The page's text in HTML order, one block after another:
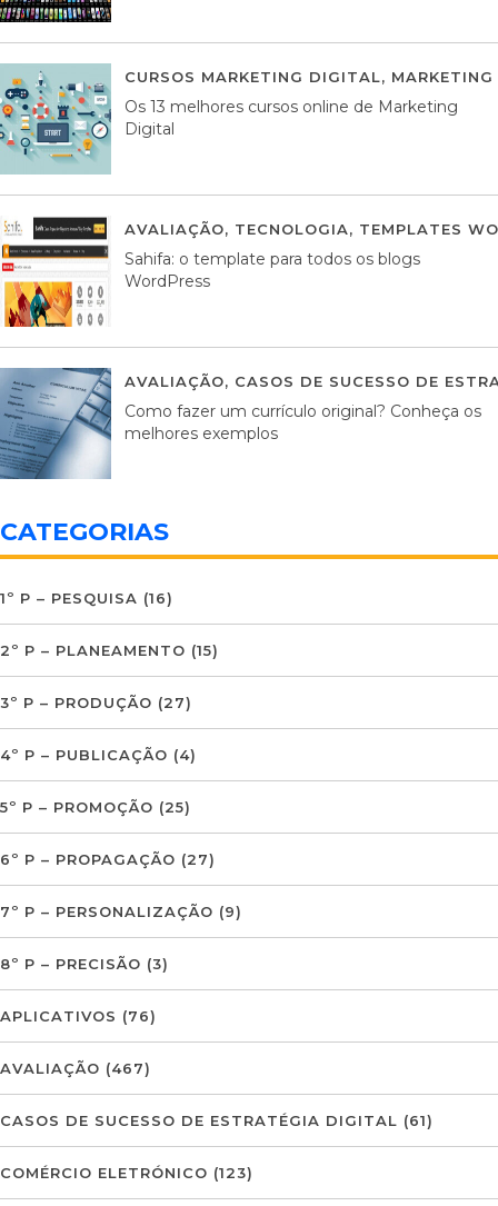
CURSOS MARKETING DIGITAL,
Os 13 melhores cursos online de Marketing
Digital
AVALIAÇÃO, TECNOLOGIA, TEMPLATES
Sahifa: o template para todos os blogs
WordPress
AVALIAÇÃO, CASOS DE SUCESSO DE
Como fazer um currículo original? Conheça os
melhores exemplos
CATEGORIAS
1º P – PESQUISA (16)
2º P – PLANEAMENTO (15)
3º P – PRODUÇÃO (27)
4º P – PUBLICAÇÃO (4)
5º P – PROMOÇÃO (25)
6º P – PROPAGAÇÃO (27)
7º P – PERSONALIZAÇÃO (9)
8º P – PRECISÃO (3)
APLICATIVOS (76)
AVALIAÇÃO (467)
CASOS DE SUCESSO DE ESTRATÉGIA DIGITAL (61)
COMÉRCIO ELETRÓNICO (123)